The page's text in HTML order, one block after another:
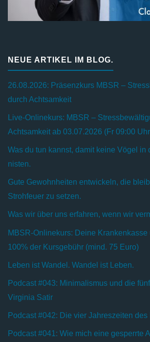
NEUE ARTIKEL IM BLOG.
26.08.2026: Präsenzkurs MBSR –
durch Achtsamkeit
Live-Onlinekurs: MBSR –
Achtsamkeit ab 03.07.2026 (Fr 09:00
Was du tun kannst, damit keine Vögel in
nisten.
Gute Gewohnheiten entwickeln, die
Strohfeuer zu setzen.
Was wir über uns erfahren, wenn wir
MBSR-Onlinekurs: Deine Krankenkasse
100% der Kursgebühr (mind. 75 Euro)
Leben ist Wandel. Wandel ist Leben.
Podcast #043: Minimalismus und die
Virginia Satir
Podcast #042: Die vier Jahreszeiten des
Podcast #041: Wie mich eine gesperrte